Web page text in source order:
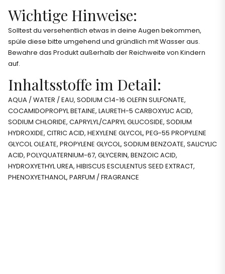
Wichtige Hinweise:
Solltest du versehentlich etwas in deine Augen bekommen,
spüle diese bitte umgehend und gründlich mit Wasser aus.
Bewahre das Produkt außerhalb der Reichweite von Kindern
auf.
Inhaltsstoffe im Detail:
AQUA / WATER / EAU, SODIUM C14-16 OLEFIN SULFONATE,
COCAMIDOPROPYL BETAINE, LAURETH-5 CARBOXYLIC ACID,
SODIUM CHLORIDE, CAPRYLYL/CAPRYL GLUCOSIDE, SODIUM
HYDROXIDE, CITRIC ACID, HEXYLENE GLYCOL, PEG-55 PROPYLENE
GLYCOL OLEATE, PROPYLENE GLYCOL, SODIUM BENZOATE, SALICYLIC
ACID, POLYQUATERNIUM-67, GLYCERIN, BENZOIC ACID,
HYDROXYETHYL UREA, HIBISCUS ESCULENTUS SEED EXTRACT,
PHENOXYETHANOL, PARFUM / FRAGRANCE